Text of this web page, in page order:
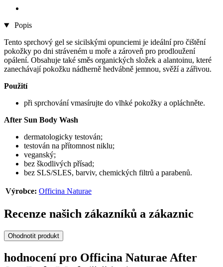
Popis
Tento sprchový gel se sicilskými opunciemi je ideální pro čištění
pokožky po dni stráveném u moře a zároveň pro prodloužení
opálení. Obsahuje také směs organických složek a alantoinu, které
zanechávají pokožku nádherně hedvábně jemnou, svěží a zářivou.
Použití
při sprchování vmasírujte do vlhké pokožky a opláchněte.
After Sun Body Wash
dermatologicky testován;
testován na přítomnost niklu;
veganský;
bez škodlivých přísad;
bez SLS/SLES, barviv, chemických filtrů a parabenů.
Výrobce: Officina Naturae
Recenze našich zákazníků a zákaznic
Ohodnotit produkt
hodnocení pro Officina Naturae After